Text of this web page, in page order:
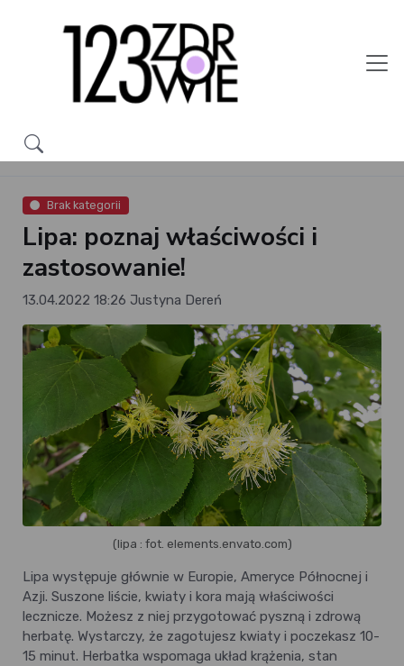
Brak kategorii
Lipa: poznaj właściwości i
zastosowanie!
13.04.2022 18:26 Justyna Dereń
(lipa : fot. elements.envato.com)
Lipa występuje głównie w Europie, Ameryce Północnej i
Azji. Suszone liście, kwiaty i kora mają właściwości
lecznicze. Możesz z niej przygotować pyszną i zdrową
herbatę. Wystarczy, że zagotujesz kwiaty i poczekasz 10-
15 minut. Herbatka wspomaga układ krążenia, stan